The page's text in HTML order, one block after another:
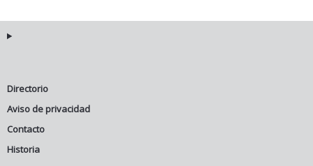
Directorio
Aviso de privacidad
Contacto
Historia